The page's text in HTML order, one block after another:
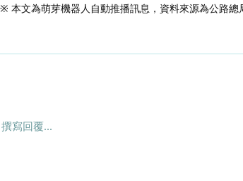
※ 本文為萌芽機器人自動推播訊息，資料來源為公路總
撰寫回覆...